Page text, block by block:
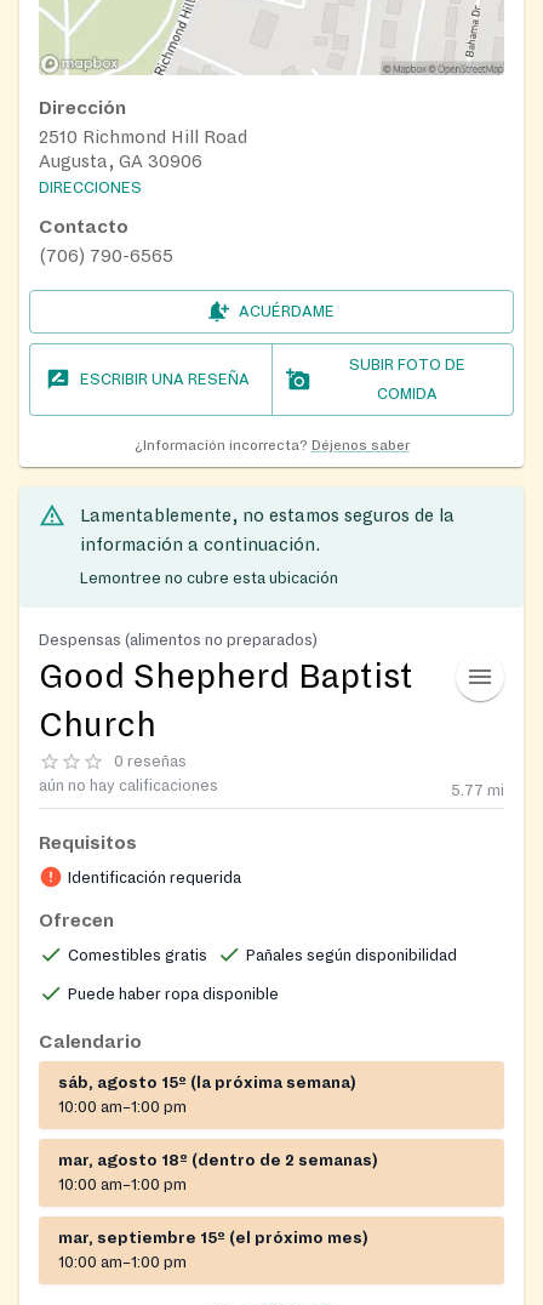
Dirección
2510 Richmond Hill Road
Augusta, GA 30906
DIRECCIONES
Contacto
(706) 790-6565
ACUÉRDAME
ESCRIBIR UNA RESEÑA
SUBIR FOTO DE
COMIDA
¿Información incorrecta? Déjenos saber
Lamentablemente, no estamos seguros de la
información a continuación.
Lemontree no cubre esta ubicación
Despensas (alimentos no preparados)
Good Shepherd Baptist
Church
0 reseñas
aún no hay calificaciones
5.77 mi
Requisitos
Identificación requerida
Ofrecen
Comestibles gratis Pañales según disponibilidad
Puede haber ropa disponible
Calendario
sáb, agosto 15º (la próxima semana)
10:00 am–1:00 pm
mar, agosto 18º (dentro de 2 semanas)
10:00 am–1:00 pm
mar, septiembre 15º (el próximo mes)
10:00 am–1:00 pm